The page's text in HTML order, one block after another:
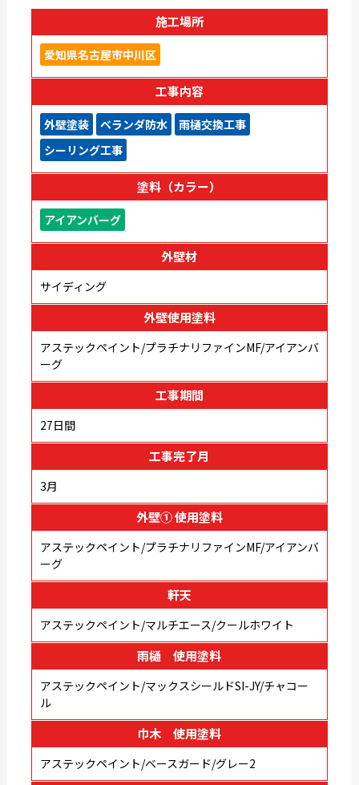
施工場所
愛知県名古屋市中川区
工事内容
外壁塗装 ベランダ防水
雨樋交換工事
シーリング工事
塗料（カラー）
アイアンバーグ
外壁材
サイディング
外壁使用塗料
アステックペイント/プラチナリファインMF/アイアンバ
ーグ
工事期間
27日間
工事完了月
3月
外壁① 使用塗料
アステックペイント/プラチナリファインMF/アイアンバ
ーグ
軒天
アステックペイント/マルチエース/クールホワイト
雨樋 使用塗料
アステックペイント/マックスシールドSI-JY/チャコー
ル
巾木 使用塗料
アステックペイント/ベースガード/グレー2